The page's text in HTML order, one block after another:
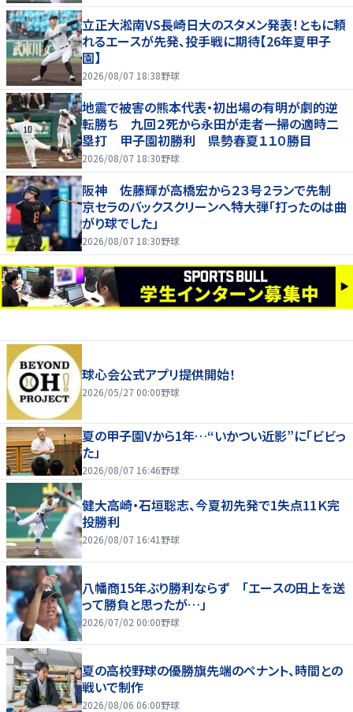
立正大淞南VS長崎日大のスタメン発表！ともに頼
れるエースが先発、投手戦に期待【26年夏甲子
園】
2026/08/07 18:38野球
地震で被害の熊本代表・初出場の有明が劇的逆
転勝ち 九回２死から永田が走者一掃の適時二
塁打 甲子園初勝利 県勢春夏１１０勝目
2026/08/07 18:30野球
阪神 佐藤輝が高橋宏から２３号２ランで先制
京セラのバックスクリーンへ特大弾「打ったのは曲
がり球でした」
2026/08/07 18:30野球
球心会公式アプリ提供開始！
2026/05/27 00:00野球
夏の甲子園Vから1年…“いかつい近影”に「ビビっ
た」
2026/08/07 16:46野球
健大高崎・石垣聡志、今夏初先発で1失点11Ｋ完
投勝利
2026/08/07 16:41 野球
八幡商15年ぶり勝利ならず 「エースの田上を送
って勝負と思ったが…」
2026/07/02 00:00野球
夏の高校野球の優勝旗先端のペナント、時間との
戦いで制作
2026/08/06 06:00野球